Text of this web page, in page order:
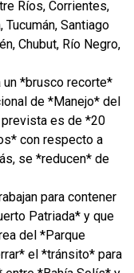
Ríos, Corrientes,
Tucumán, Santiago
Chubut, Río Negro,
*brusco recorte*
de *Manejo* del
es de *20
con respecto a
se *reducen* de
para contener
Patriada* y que
del *Parque
el *tránsito* para